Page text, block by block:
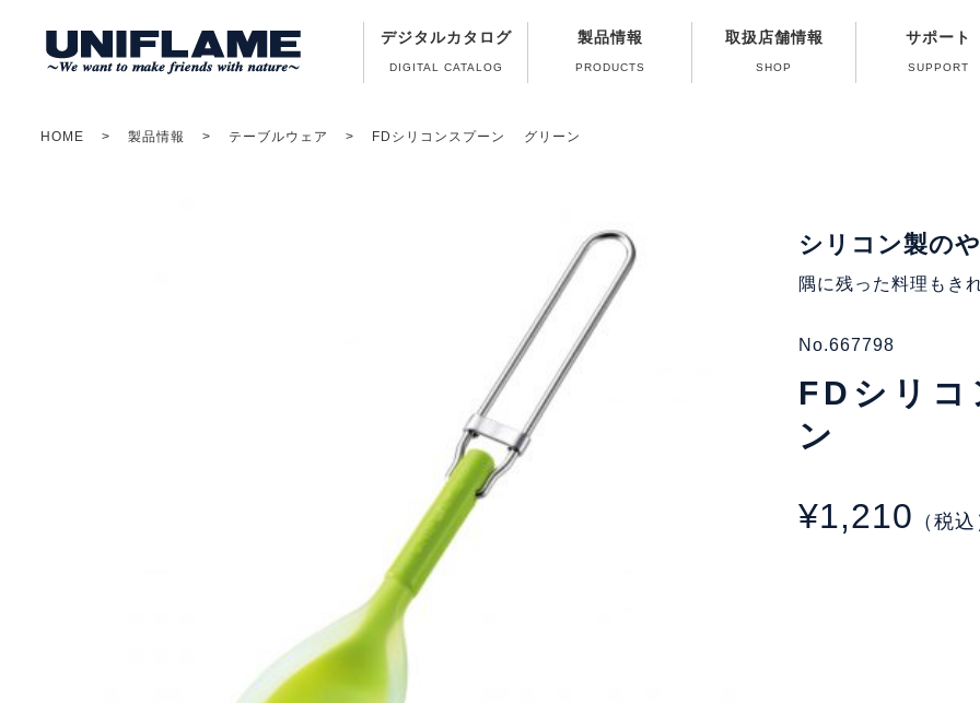
デジタルカタログ
DIGITAL CATALOG
製品情報
PRODUCTS
取扱店舗情報
SHOP
サポート
SUPPORT
HOME 製品情報 テーブルウェア FDシリコンスプーン グリーン
シリコン製の
隅に残った料理もき
No.667798
FDシリ
ン
¥1,210 （税